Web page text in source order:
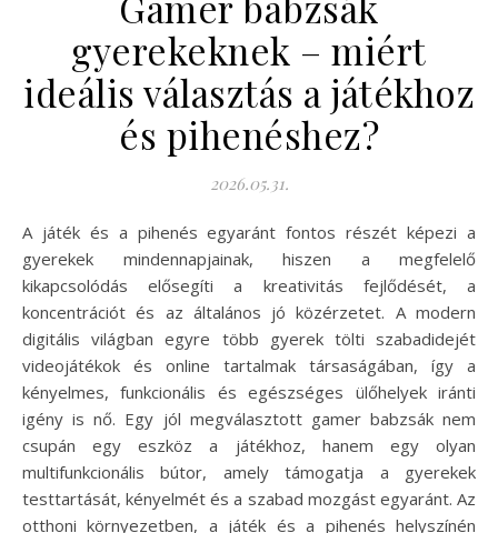
gyerekeknek – miért
ideális választás a játékhoz
és pihenéshez?
2026.05.31.
A játék és a pihenés egyaránt fontos részét képezi a
gyerekek mindennapjainak, hiszen a megfelelő
kikapcsolódás elősegíti a kreativitás fejlődését, a
koncentrációt és az általános jó közérzetet. A modern
digitális világban egyre több gyerek tölti szabadidejét
videojátékok és online tartalmak társaságában, így a
kényelmes, funkcionális és egészséges ülőhelyek iránti
igény is nő. Egy jól megválasztott gamer babzsák nem
csupán egy eszköz a játékhoz, hanem egy olyan
multifunkcionális bútor, amely támogatja a gyerekek
testtartását, kényelmét és a szabad mozgást egyaránt. Az
otthoni környezetben, a játék és a pihenés helyszínén